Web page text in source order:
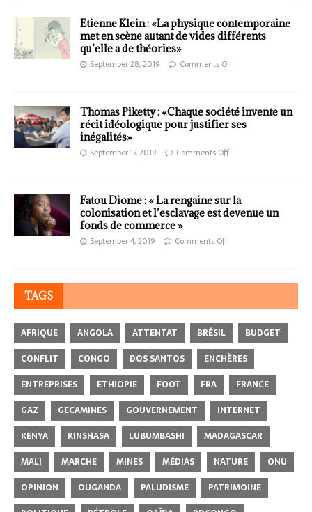
Etienne Klein : «La physique contemporaine
met en scène autant de vides différents
qu’elle a de théories»
September 28, 2019 Comments Off
Thomas Piketty : «Chaque société invente un
récit idéologique pour justifier ses
inégalités»
September 17, 2019 Comments Off
Fatou Diome : « La rengaine sur la
colonisation et l’esclavage est devenue un
fonds de commerce »
September 4, 2019 Comments Off
TAGS
AFRIQUE ANGOLA ATTENTAT BRÉSIL
BUDGET
CONFLIT
CONGO DOS SANTOS
ENCHÈRES
ENTREPRISES
ETHIOPIE FOOT FRA
FRANCE
GAZ
GECAMINES GOUVERNEMENT
INTERNET
KENYA
KINSHASA LUBUMBASHI
MADAGASCAR
MALI
MARCHE MINES MÉDIAS NATURE
ONU
OPINION
OUGANDA PALUDISME
PATRIMOINE